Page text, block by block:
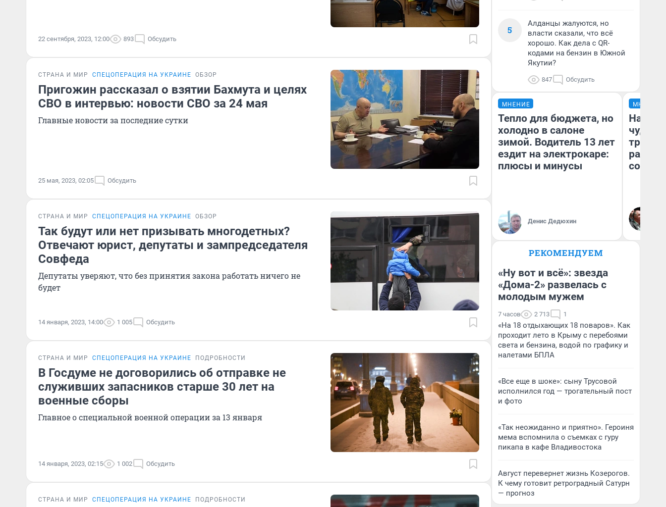
22 сентября, 2023, 12:00 893 Обсудить
СТРАНА И МИР СПЕЦОПЕРАЦИЯ НА УКРАИНЕ ОБЗОР
Пригожин рассказал о взятии Бахмута и целях
СВО в интервью: новости СВО за 24 мая
Главные новости за последние сутки
25 мая, 2023, 02:05 Обсудить
СТРАНА И МИР СПЕЦОПЕРАЦИЯ НА УКРАИНЕ ОБЗОР
Так будут или нет призывать многодетных?
Отвечают юрист, депутаты и зампредседателя
Совфеда
Депутаты уверяют, что без принятия закона работать ничего не
будет
14 января, 2023, 14:00 1 005 Обсудить
СТРАНА И МИР СПЕЦОПЕРАЦИЯ НА УКРАИНЕ ПОДРОБНОСТИ
В Госдуме не договорились об отправке не
служивших запасников старше 30 лет на
военные сборы
Главное о специальной военной операции за 13 января
14 января, 2023, 02:15 1 002 Обсудить
СТРАНА И МИР СПЕЦОПЕРАЦИЯ НА УКРАИНЕ ПОДРОБНОСТИ
5
Алданцы жалуются, но
власти сказали, что всё
хорошо. Как дела с QR-
кодами на бензин в Южной
Якутии?
847 Обсудить
МНЕНИЕ
Тепло для бюджета, но
холодно в салоне
зимой. Водитель 13 лет
ездит на электрокаре:
плюсы и минусы
Денис Дедюхин
МНЕНИЕ
чудом
РЕКОМЕНДУЕМ
«Ну вот и всё»: звезда
«Дома-2» развелась с
молодым мужем
7 часов 2 713 1
«На 18 отдыхающих 18 поваров». Как
проходит лето в Крыму с перебоями
света и бензина, водой по графику и
налетами БПЛА
«Все еще в шоке»: сыну Трусовой
исполнился год — трогательный пост
и фото
«Так неожиданно и приятно». Героиня
мема вспомнила о съемках с гуру
пикапа в кафе Владивостока
Август перевернет жизнь Козерогов.
К чему готовит ретроградный Сатурн
— прогноз